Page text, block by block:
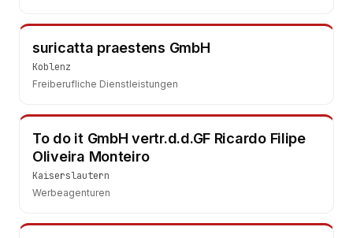
suricatta praestens GmbH
Koblenz
Freiberufliche Dienstleistungen
To do it GmbH vertr.d.d.GF Ricardo Filipe
Oliveira Monteiro
Kaiserslautern
Werbeagenturen